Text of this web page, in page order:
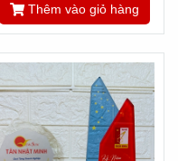
Thêm vào giỏ hàng